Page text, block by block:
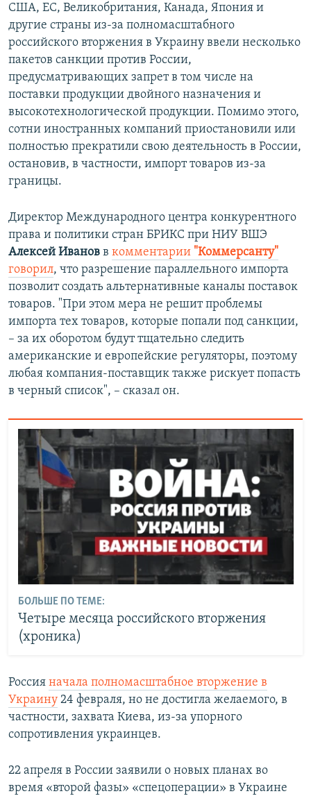
США, ЕС, Великобритания, Канада, Япония и
другие страны из-за полномасштабного
российского вторжения в Украину ввели несколько
пакетов санкции против России,
предусматривающих запрет в том числе на
поставки продукции двойного назначения и
высокотехнологической продукции. Помимо этого,
сотни иностранных компаний приостановили или
полностью прекратили свою деятельность в России,
остановив, в частности, импорт товаров из-за
границы.
Директор Международного центра конкурентного
права и политики стран БРИКС при НИУ ВШЭ
Алексей Иванов в комментарии "Коммерсанту"
говорил, что разрешение параллельного импорта
позволит создать альтернативные каналы поставок
товаров. "При этом мера не решит проблемы
импорта тех товаров, которые попали под санкции,
– за их оборотом будут тщательно следить
американские и европейские регуляторы, поэтому
любая компания-поставщик также рискует попасть
в черный список", – сказал он.
БОЛЬШЕ ПО ТЕМЕ:
Четыре месяца российского вторжения
(хроника)
Россия начала полномасштабное вторжение в
Украину 24 февраля, но не достигла желаемого, в
частности, захвата Киева, из-за упорного
сопротивления украинцев.
22 апреля в России заявили о новых планах во
время «второй фазы» «спецоперации» в Украине